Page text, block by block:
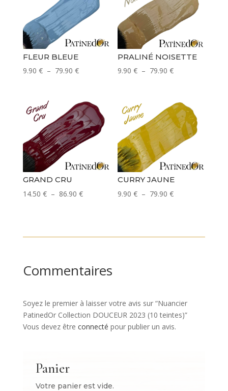
FLEUR BLEUE
9.90 € – 79.90 €Plage
9.90 €
à
79.90 €
PRALINÉ NOISETTE
9.90€ – 79.90€Plage
9.90 €
à
79.90 €
GRAND CRU
14.50 € – 86.90 €Plage
CURRY JAUNE
9.90€ – 79.90€Plage
Commentaires
Soyez le premier à laisser votre avis sur “Nuancier
PatinedOr Collection DOUCEUR 2023 (10 teintes)”
Vous devez être connecté pour publier un avis.
Panier
Votre panier est vide.